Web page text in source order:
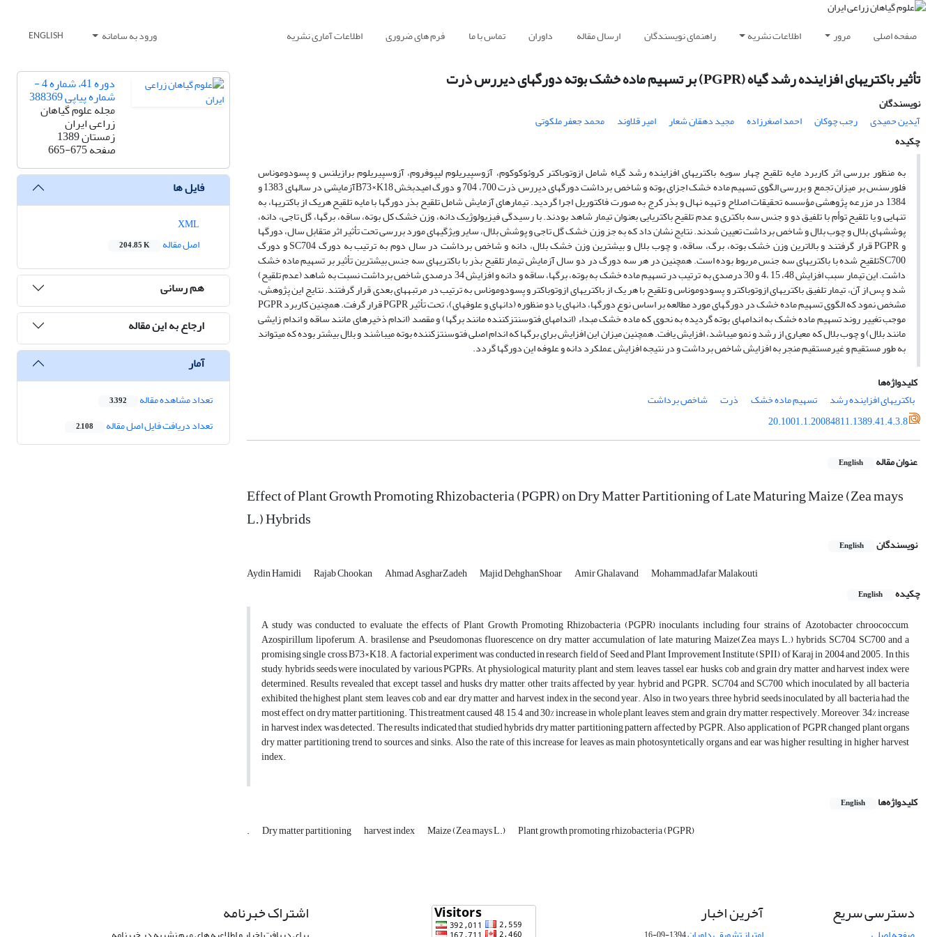
صفحه اصلی مرور اطلاعات نشریه راهنمای نویسندگان ارسال مقاله داوران تماس با ما فرم های ضروری اطلاعات آماری نشریه ورود به سامانه ENGLISH
تأثیر باکتری‎های افزاینده رشد گیاه (PGPR) بر تسهیم ماده خشک بوته دورگ‎های دیررس ذرت
نویسندگان
آیدین حمیدی
رجب چوکان احمد اصغرزاده مجید دهقان شعار امیر قلاوند
محمد جعفر ملکوتی
چکیده
به منظور بررسی اثر کاربرد مایه تلقیح چهار سویه باکتری‎های افزاینده رشد گیاه شامل ازوتوباکتر کروئوکوکوم، آزوسپیریلوم لیپوفروم، آزوسپیریلوم برازیلنس و پسودوموناس
فلورسنس بر میزان تجمع و بررسی الگوی تسهیم ماده خشک اجزای بوته و شاخص برداشت دورگ‎های دیررس ذرت 700، 704 و دورگ امیدبخش B73×K18آزمایشی ‌در سال‎های 1383 و
1384 در مزرعه پژوهشی مؤسسه تحقیقات اصلاح و تهیه نهال و بذر کرج به صورت فاکتوریل اجرا گردید. تیمارهای آزمایش شامل تلقیح بذر دورگ‎ها با مایه تلقیح هریک از باکتری‎ها، به
تنهایی و یا تلقیح توأم با تلفیق دو و جنس سه باکتری و عدم تلقیح باکتریایی بعنوان تیمار شاهد بودند. با رسیدگی فیزیولوژیک دانه، وزن خشک کل بوته، ساقه، برگ‎ها، گل تاجی، دانه،
پوشش‎های بلال و چوب بلال و شاخص برداشت تعیین شدند. نتایج نشان داد که به جز وزن خشک گل تاجی و پوشش بلال، سایر ویژگی‎های مورد بررسی تحت تأثیر اثر متقابل سال، دورگ‎ها
و PGPR قرار گرفتند و بالاترین وزن خشک بوته، برگ، ساقه، و چوب بلال و بیشترین وزن خشک بلال، دانه و شاخص برداشت در سال دوم به ترتیب به دورگ SC704 و دورگ
SC700تلقیح شده با باکتری‎های سه جنس مربوط بوده است. همچنین در هر سه دورگ در دو سال آزمایش تیمار تلقیح بذر با باکتری‎های سه جنس بیشترین تأثیر بر تسهیم ماده خشک
داشت. این تیمار سبب افزایش 48، 15 ،4 و 30 درصدی به ترتیب در تسهیم ماده خشک به بوته، برگ‎ها، ساقه و دانه و افزایش 34 درصدی شاخص برداشت نسبت به شاهد (عدم تلقیح)
شد و پس از آن، تیمار تلفیق باکتری‎های ازوتوباکتر و پسودوموناس و تلقیح با هر یک از باکتری‎های ازوتوباکتر و پسودوموناس به ترتیب در مرتبه‎های بعدی قرار گرفتند. نتایج این پژوهش،
مشخص نمود که الگوی تسهیم ماده خشک در دورگ‎های مورد مطالعه بر اساس نوع دورگ‎ها، دانه‎ای یا دو منظوره (دانه‎ای و علوفه‎ای)، تحت تأثیر PGPR قرار گرفت. همچنین کاربرد PGPR
موجب تغییر روند تسهیم ماده خشک به اندام‎های بوته گردیده به نحوی که ماده خشک مبداء (اندام‎های فتوسنتزکننده مانند برگ‎ها) و مقصد (اندام ذخیره‎ای مانند ساقه و اندام زایشی
مانند بلال) و چوب بلال که معیاری از رشد و نمو می‎باشد، افزایش یافت. همچنین میزان این افزایش برای برگ‎ها که اندام اصلی فتوسنتزکننده بوته می‎باشند و بلال بیشتر بوده که می‎تواند
به طور مستقیم و غیرمستقیم منجر به افزایش شاخص برداشت و در نتیجه افزایش عملکرد دانه و علوفه این دورگ‎ها گردد.
کلیدواژه‌ها
باکتری‎های افزاینده رشد
تسهیم ماده خشک ذرت
شاخص برداشت
20.1001.1.20084811.1389.41.4.3.8
عنوان مقاله English
Effect of Plant Growth Promoting Rhizobacteria (PGPR) on Dry Matter Partitioning of Late Maturing Maize (Zea mays
L.) Hybrids
نویسندگان English
Aydin Hamidi Rajab Chookan Ahmad AsgharZadeh Majid DehghanShoar Amir Ghalavand
MohammadJafar Malakouti
چکیده
English
A study was conducted to evaluate the effects of Plant Growth Promoting Rhizobacteria (PGPR) inoculants including four strains of Azotobacter chroococcum,
Azospirillum lipoferum, A. brasilense and Pseudomonas fluorescence on dry matter accumulation of late maturing Maize(Zea mays L.) hybrids, SC704, SC700 and a
promising single cross B73×K18. A factorial experiment was conducted in research field of Seed and Plant Improvement Institute (SPII) of Karaj in 2004 and 2005. In this
study, hybrids seeds were inoculated by various PGPRs. At physiological maturity, plant and stem, leaves, tassel, ear, husks, cob and grain dry matter and harvest index were
determined. Results revealed that, except tassel and husks dry matter, other traits affected by year, hybrid and PGPR. SC704 and SC700 which inoculated by all bacteria
exhibited the highest plant, stem, leaves, cob and ear, dry matter and harvest index in the second year. Also in two years, three hybrid seeds inoculated by all bacteria had the
most effect on dry matter partitioning. This treatment caused 48, 15, 4 and 30% increase in whole plant, leaves, stem and grain dry matter, respectively. Moreover, 34% increase
in harvest index was detected. The results indicated that studied hybrids dry matter partitioning pattern affected by PGPR. Also application of PGPR changed plant organs
dry matter partitioning trend to sources and sinks. Also the rate of this increase for leaves as main photosyntetically organs and ear was higher resulting in higher harvest
index.
کلیدواژه‌ها English
. Dry matter partitioning harvest index Maize (Zea mays L.) Plant growth promoting rhizobacteria (PGPR)
دوره 41، شماره 4 -
شماره پیاپی 388369
مجله علوم گیاهان
زراعی ایران
زمستان 1389
صفحه665-675
فایل ها
اصل مقاله
204.85 K
هم رسانی
ارجاع به این مقاله
آمار
تعداد مشاهده مقاله 3,392
تعداد دریافت فایل اصل مقاله 2,108
دسترسی سریع آخرین اخبار اشتراک خبرنامه